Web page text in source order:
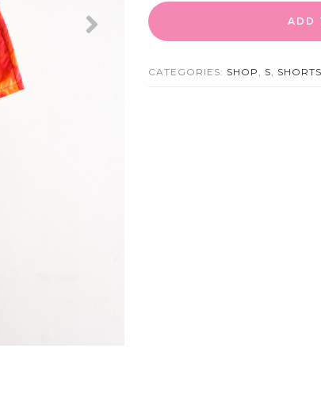
Next
ADD
CATEGORIES: SHOP S SHORTS